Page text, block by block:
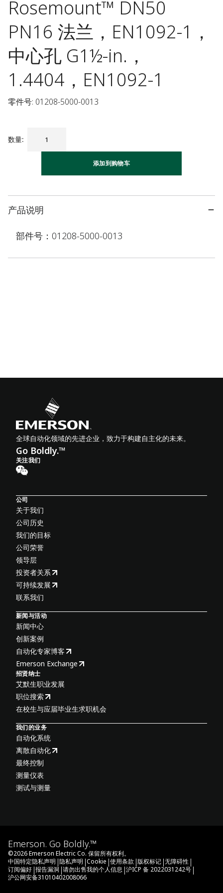
Rosemount™ DN50
PN16 法兰，EN1092-1，
中心孔 G1½-in.，
1.4404，EN1092-1
零件号: 01208-5000-0013
数量:
添加到购物车
产品说明
部件号：01208-5000-0013
全球自动化领域的先进企业，致力于构建自主化的未来。
Go Boldly.™
关注我们
公司
关于我们
公司历史
我们的目标
公司荣誉
领导层
投资者关系
可持续发展
联系我们
新闻与活动
新闻中心
创新案例
自动化专家博客
Emerson Exchange
招贤纳士
艾默生职业发展
职位搜索
在校生与应届毕业生求职机会
我们的业务
自动化系统
离散自动化
最终控制
测量仪表
测试与测量
Emerson. Go Boldly.™
©2026Emerson Electric Co. 保留所有权利。
中国特定隐私声明 |隐私声明 |Cookie |使用条款 |版权标记 |无障碍性 |
订阅偏好 |报告漏洞 |请勿出售我的个人信息 |沪ICP 备 2022031242号 |
沪公网安备31010402008066